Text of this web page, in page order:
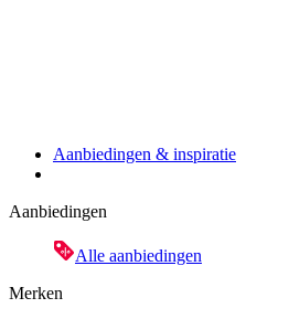
Aanbiedingen & inspiratie
Aanbiedingen
Alle aanbiedingen
Merken